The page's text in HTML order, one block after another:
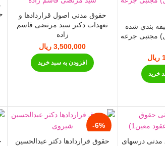
بندي شده
مجتبی جرعه
ریال
خرید
حقوق مدنی اصول قراردادها و
تعهدات دکتر سید مرتضی قاسم
زاده
3,500,000 ریال
افزودن به سبد خرید
مدنی درسهای
-6%
حقوق قراردادها دکتر عبدالحسین